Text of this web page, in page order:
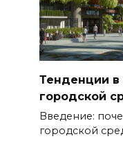
Тенденции в
городской
Введение:
городской